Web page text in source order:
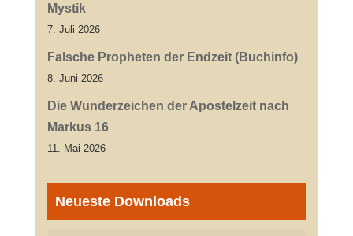
Mystik
7. Juli 2026
Falsche Propheten der Endzeit (Buchinfo)
8. Juni 2026
Die Wunderzeichen der Apostelzeit nach
Markus 16
11. Mai 2026
Neueste Downloads